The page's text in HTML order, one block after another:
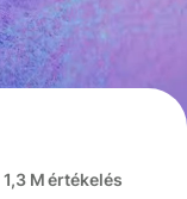
1,3 M értékelés